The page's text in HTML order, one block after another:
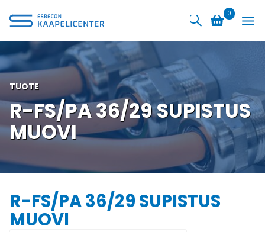
sisältöön
0
TUOTE
R-FS/PA 36/29 SUPISTUS
MUOVI
R-FS/PA 36/29 SUPISTUS
MUOVI